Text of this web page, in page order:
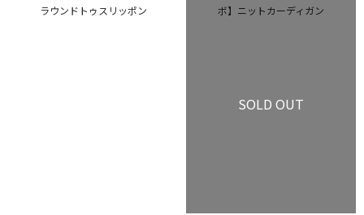
SOLD OUT